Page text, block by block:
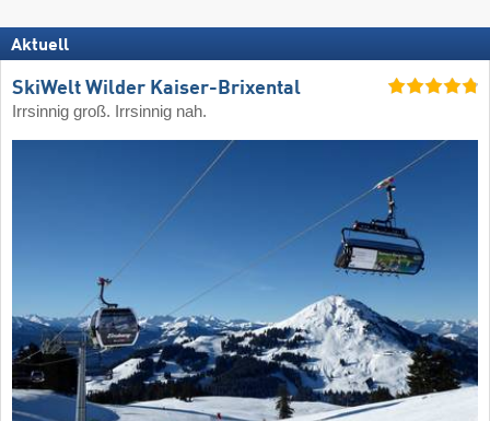
Aktuell
SkiWelt Wilder Kaiser-Brixental
Irrsinnig groß. Irrsinnig nah.